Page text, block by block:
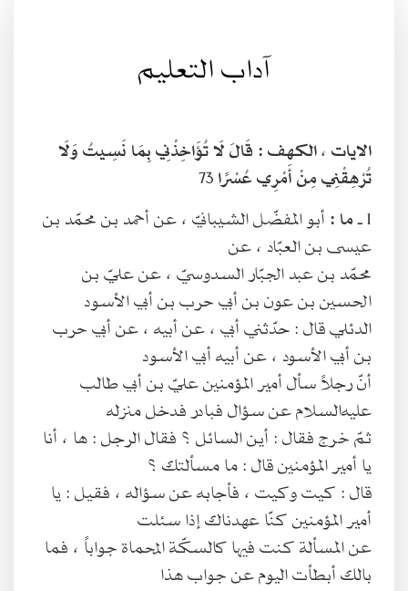
آداب التعليم
الايات ، الكهف :قَالَ لَا تُؤَاخِذْنِي بِمَا نَسِيتُ وَلَا
تُرْهِقْنِي مِنْ أَمْرِي عُسْرًا
1 ـ ما :أبو المفضّل الشيبانيّ ، عن أحمد بن محمّد بن
عيسى بن العبّاد ، عن
محمّد بن عبد الجبّار السدوسيّ ، عن عليّ بن
الحسين بن عون بن أبي حرب بن أبي الأسود
الدئلي قال : حدّثني أبي ، عن أبيه ، عن أبي حرب
بن أبي الأسود ، عن أبيه أبي الأسود
أنّ رجلاً سأل أمير المؤمنين عليّ بن أبي طالب
عليه‌السلام عن سؤال فبادر فدخل منزله
ثمّ خرج فقال : أين السائل ؟ فقال الرجل : ها ، أنا
يا أمير المؤمنين قال : ما مسألتك ؟
قال : كيت وكيت ، فأجابه عن سؤاله ، فقيل : يا
أمير المؤمنين كنّا عهدناك إذا سئلت
عن المسألة كنت فيها كالسكّة المحماة جواباً ، فما
بالك أبطأت اليوم عن جواب هذا